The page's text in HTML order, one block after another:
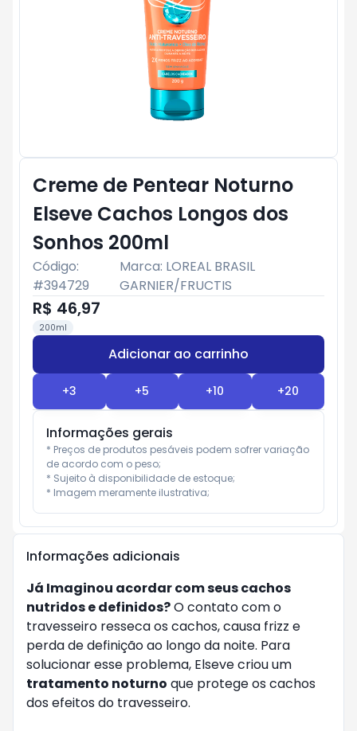
Creme de Pentear Noturno
Elseve Cachos Longos dos
Sonhos 200ml
Código:
#394729
Marca: LOREAL BRASIL
GARNIER/FRUCTIS
R$ 46,97
200ml
Adicionar ao carrinho
+3 +5 +10 +20
Informações gerais
* Preços de produtos pesáveis podem sofrer variação
de acordo com o peso;
* Sujeito à disponibilidade de estoque;
* Imagem meramente ilustrativa;
Informações adicionais
Já Imaginou acordar com seus cachos
nutridos e definidos?O contato com o
travesseiro resseca os cachos, causa frizz e
perda de definição ao longo da noite. Para
solucionar esse problema, Elseve criou um
tratamento noturno que protege os cachos
dos efeitos do travesseiro.